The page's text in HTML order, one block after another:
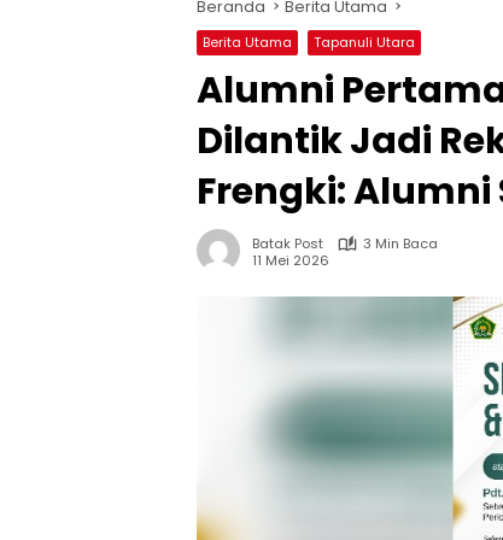
Beranda Berita Utama
Berita Utama Tapanuli Utara
Alumni
Dilantik Jadi
Frengki:
Batak Post
3 Min Baca
11 Mei 2026